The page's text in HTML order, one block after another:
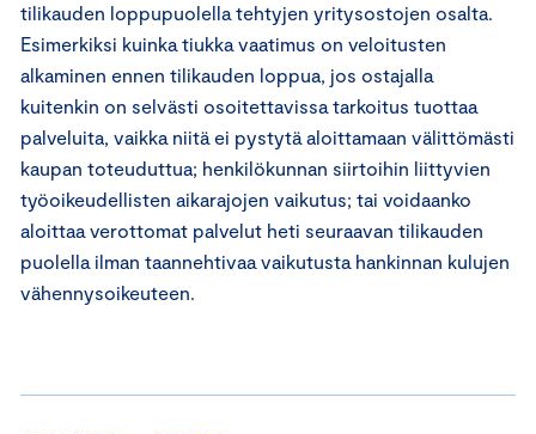
tilikauden loppupuolella tehtyjen yritysostojen osalta.
Esimerkiksi kuinka tiukka vaatimus on veloitusten
alkaminen ennen tilikauden loppua, jos ostajalla
kuitenkin on selvästi osoitettavissa tarkoitus tuottaa
palveluita, vaikka niitä ei pystytä aloittamaan välittömästi
kaupan toteuduttua; henkilökunnan siirtoihin liittyvien
työoikeudellisten aikarajojen vaikutus; tai voidaanko
aloittaa verottomat palvelut heti seuraavan tilikauden
puolella ilman taannehtivaa vaikutusta hankinnan kulujen
vähennysoikeuteen.